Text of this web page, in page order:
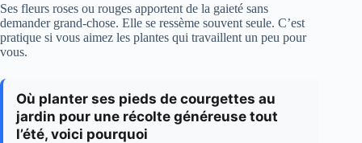
Ses fleurs roses ou rouges apportent de la gaieté sans
demander grand-chose. Elle se ressème souvent seule. C’est
pratique si vous aimez les plantes qui travaillent un peu pour
vous.
Où planter ses pieds de courgettes au
jardin pour une récolte généreuse tout
l’été, voici pourquoi